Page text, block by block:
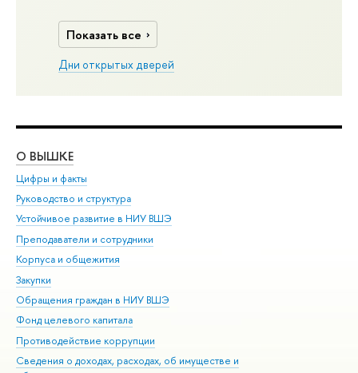
Показать все
Дни открытых дверей
О ВЫШКЕ
Цифры и факты
Руководство и структура
Устойчивое развитие в НИУ ВШЭ
Преподаватели и сотрудники
Корпуса и общежития
Закупки
Обращения граждан в НИУ ВШЭ
Фонд целевого капитала
Противодействие коррупции
Сведения о доходах, расходах, об имуществе и